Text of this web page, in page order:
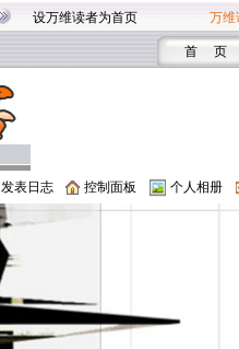
设万维读者为首页 万维
首 页
发表日志 控制面板 个人相册